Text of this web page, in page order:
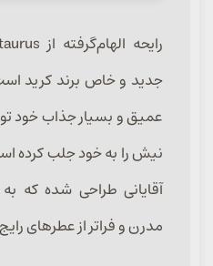
جدید و خاص برند کرید
عمیق و بسیار جذاب خود
نیش را به خود جلب کرده
آقایانی طراحی شده که
مدرن و فراتر از عطرهای